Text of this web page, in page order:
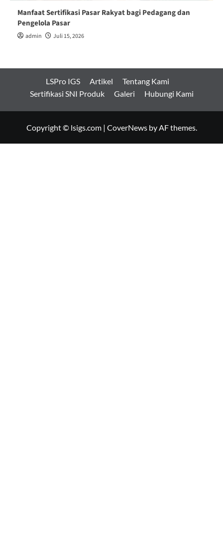
Manfaat Sertifikasi Pasar Rakyat bagi Pedagang dan
Pengelola Pasar
admin Juli 15, 2026
LSPro IGS Artikel
Tentang Kami
Sertifikasi SNI Produk
Galeri Hubungi Kami
Copyright © lsigs.com | CoverNewsby AF themes.